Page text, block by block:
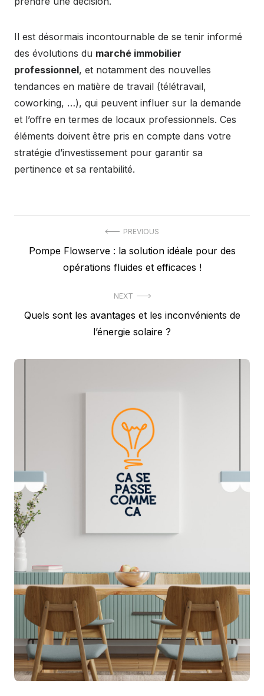
Il est désormais incontournable de se tenir informé
des évolutions du marché immobilier
professionnel, et notamment des nouvelles
tendances en matière de travail (télétravail,
coworking, …), qui peuvent influer sur la demande
et l’offre en termes de locaux professionnels. Ces
éléments doivent être pris en compte dans votre
stratégie d’investissement pour garantir sa
pertinence et sa rentabilité.
de
PREVIOUS
Previous
Pompe Flowserve : la solution idéale pour des
opérations fluides et efficaces !
NEXT
Next
Quels sont les avantages et les inconvénients de
l’énergie solaire ?